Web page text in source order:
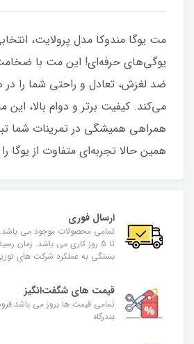
مت یوگا مندوکا مدل پرولایت،
یوگی‌های حرفه‌ای! این مت با
ضد لغزش، تعادل و راحتی شما را
می‌کند. کیفیت برتر و دوام بالا، این
همراهی همیشگی در تمرینات شما
همین حالا تجربه‌ای متفاوت از یوگا
ارسال فوری
تا 5 روز کاری می باشد. زمان
بستگی به عملکرد شرکت های
قیمت های شگفت‌انگیز
تمامی قیمت ها بروز می
بندرگاه